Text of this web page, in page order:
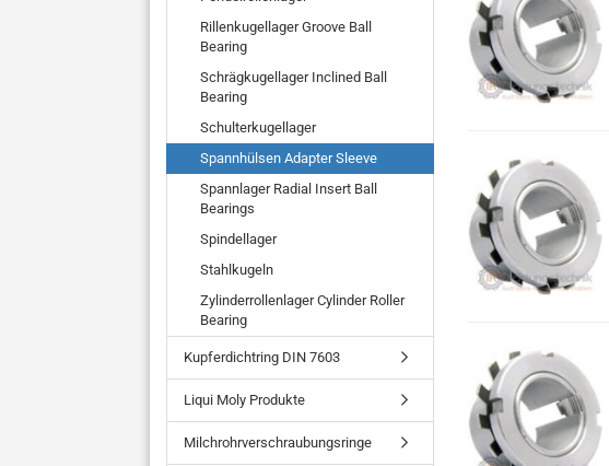
Rillenkugellager Groove Ball
Bearing
Schrägkugellager Inclined Ball
Bearing
Schulterkugellager
Spannhülsen Adapter Sleeve
Spannlager Radial Insert Ball
Bearings
Spindellager
Stahlkugeln
Zylinderrollenlager Cylinder Roller
Bearing
Kupferdichtring DIN 7603
Liqui Moly Produkte
Milchrohrverschraubungsringe